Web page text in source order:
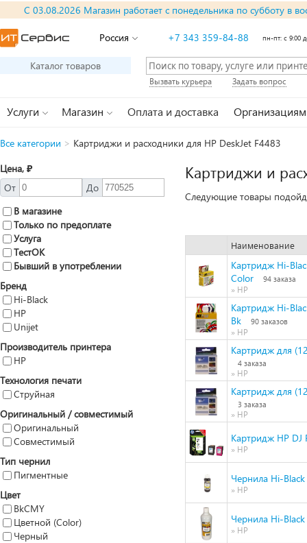
С 03.08.2026 Магазин работает с понедельника по субботу в
Россия +7 343 359-84-88 пн-пт: с 9:00
Каталог товаров
Вызвать курьера Задать вопрос
Услуги Магазин Оплата и доставка Организациям
Все категории > Картриджи и расходники для HP DeskJet F4483
Цена, ₽
От
До
В магазине
Только по предоплате
Услуга
ТестОК
Бывший в употреблении
Бренд
Hi-Black
HP
Unijet
Производитель принтера
HP
Технология печати
Струйная
Оригинальный / совместимый
Оригинальный
Совместимый
Тип чернил
Пигментные
Цвет
BkCMY
Цветной (Color)
Черный
Картриджи и
Следующие товары
Наименование
Картридж Hi-
Color
94 заказа
» HP
Картридж Hi-
Bk
90 заказов
» HP
Картридж для
4 заказа
» HP
Картридж для
3 заказа
» HP
Картридж HP
» HP
Чернила Hi-
» HP
Чернила Hi-
» HP